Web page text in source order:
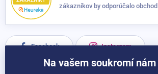
zákazníkov by odporúčalo
Facebook Instagram
Na vašem soukromí